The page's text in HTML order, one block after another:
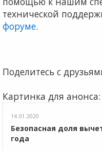
технической
форуме.
Поделитесь с
Картинка для анонса:
14.01.2020
Безопасная доля
года